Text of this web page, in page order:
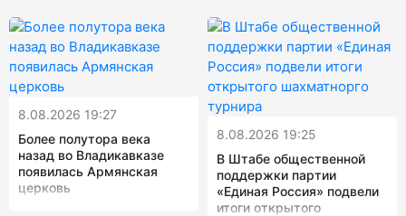
8.08.2026 19:27
Более полутора века
назад во Владикавказе
появилась Армянская
церковь
8.08.2026 19:25
В Штабе общественной
поддержки партии
«Единая Россия» подвели
итоги открытого